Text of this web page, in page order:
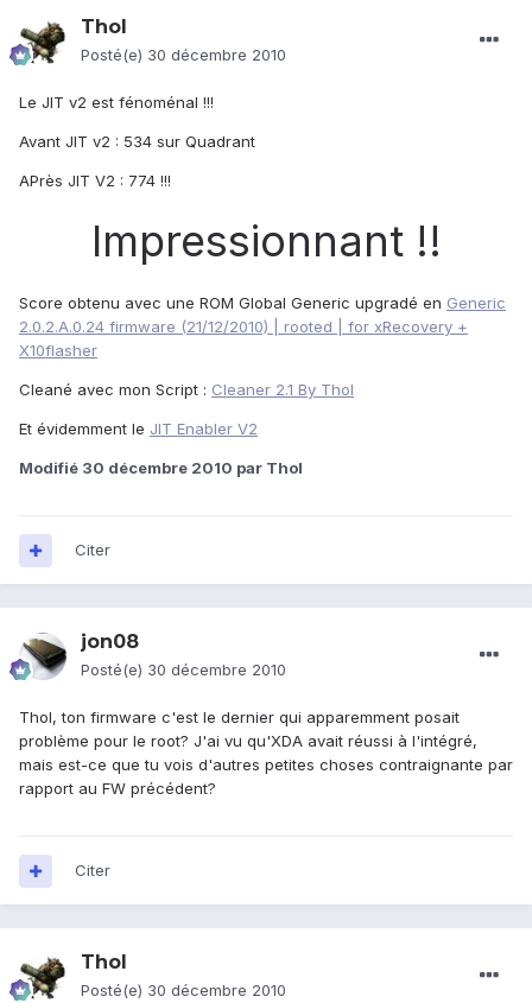
Thol
Posté(e) 30 décembre 2010
Le JIT v2 est fénoménal !!!
Avant JIT v2 : 534 sur Quadrant
APrès JIT V2 : 774 !!!
Impressionnant !!
Score obtenu avec une ROM Global Generic upgradé en Generic
2.0.2.A.0.24 firmware (21/12/2010) | rooted | for xRecovery +
X10flasher
Cleané avec mon Script : Cleaner 2.1 By Thol
Et évidemment le JIT Enabler V2
Modifié 30 décembre 2010 par Thol
Citer
jon08
Posté(e) 30 décembre 2010
Thol, ton firmware c'est le dernier qui apparemment posait
problème pour le root? J'ai vu qu'XDA avait réussi à l'intégré,
mais est-ce que tu vois d'autres petites choses contraignante par
rapport au FW précédent?
Citer
Thol
Posté(e) 30 décembre 2010